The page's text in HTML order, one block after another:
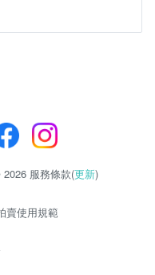
服務條款(更新)
賣使用規範